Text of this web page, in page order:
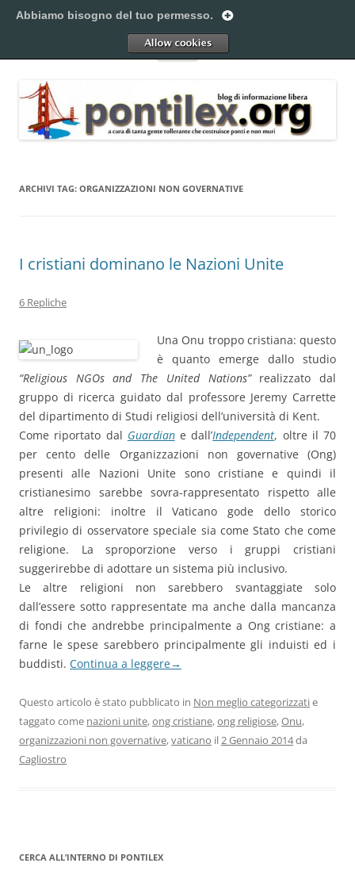
al
Pontilex
Menu
ARCHIVI TAG: ORGANIZZAZIONI NON GOVERNATIVE
I cristiani dominano le Nazioni Unite
6 Repliche
Una Onu troppo cristiana: questo
è quanto emerge dallo studio
“Religious NGOs and The United Nations”realizzato dal
gruppo di ricerca guidato dal professore Jeremy Carrette
del dipartimento di Studi religiosi dell’università di Kent.
Come riportato dal Guardiane dall’Independent, oltre il 70
per cento delle Organizzazioni non governative (Ong)
presenti alle Nazioni Unite sono cristiane e quindi il
cristianesimo sarebbe sovra-rappresentato rispetto alle
altre religioni: inoltre il Vaticano gode dello storico
privilegio di osservatore speciale sia come Stato che come
religione. La sproporzione verso i gruppi cristiani
suggerirebbe di adottare un sistema più inclusivo.
Le altre religioni non sarebbero svantaggiate solo
dall’essere sotto rappresentate ma anche dalla mancanza
di fondi che andrebbe principalmente a Ong cristiane: a
farne le spese sarebbero principalmente gli induisti ed i
buddisti. Continua a leggere→
Questo articolo è stato pubblicato in Non meglio categorizzatie
taggato come nazioni unite,ong cristiane,ong religiose,Onu,
organizzazioni non governative,vaticano il2 Gennaio 2014da
Cagliostro
CERCA ALL’INTERNO DI PONTILEX
Abbiamo bisogno del tuo permesso.